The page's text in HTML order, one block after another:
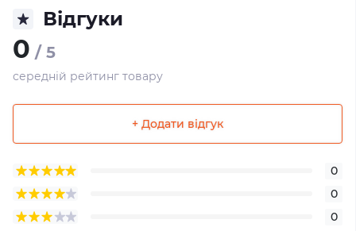
Відгуки
0 / 5
середній рейтинг товару
+ Додати відгук
0
0
0